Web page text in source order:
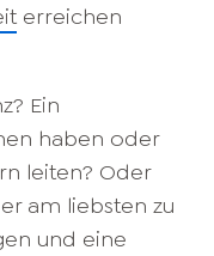
erreichen
Ein
haben oder
leiten? Oder
am liebsten zu
und eine